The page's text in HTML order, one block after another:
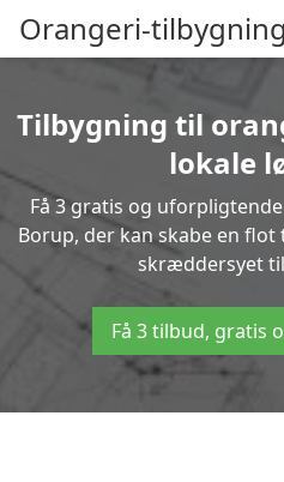
Orangeri-
Tilbygning til
lokale
Få 3 gratis og
Borup, der kan skabe en
skræddersyet
Få 3 tilbud, gratis